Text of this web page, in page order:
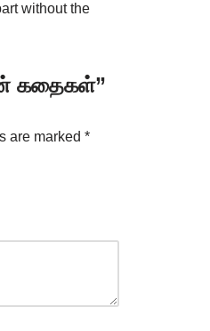
without the
கதைகள்”
are marked *